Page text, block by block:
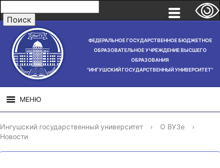
ФЕДЕРАЛЬНОЕ ГОСУДАРСТВЕННОЕ БЮДЖЕТНОЕ
ОБРАЗОВАТЕЛЬНОЕ УЧРЕЖДЕНИЕ ВЫСШЕГО
ОБРАЗОВАНИЯ
"ИНГУШСКИЙ ГОСУДАРСТВЕННЫЙ УНИВЕРСИТЕТ"
МЕНЮ
СВЕДЕНИЯ ОБ
ОБРАЗОВАТЕЛЬНОЙ
НАУЧНАЯ
ДЕЯТЕЛЬНОСТЬ
Ингушский государственный университет › О ВУЗе
›
Новости